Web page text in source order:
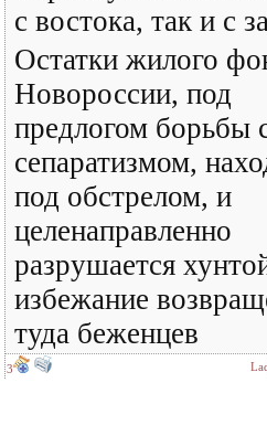
с востока, так и с
Остатки жилого
Новороссии, под
предлогом борьбы
сепаратизмом,
под обстрелом, и
целенаправленно
разрушается
избежание
туда беженцев
3